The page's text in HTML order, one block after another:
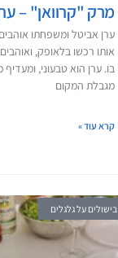
מרק "קרוואן" –
ערן אביטל ומשפחתו
אותו רכשו בלאופק,
בו. ערן הוא טבעוני,
מגבלת המקום
קרא עוד »
בישולים על גלגלים